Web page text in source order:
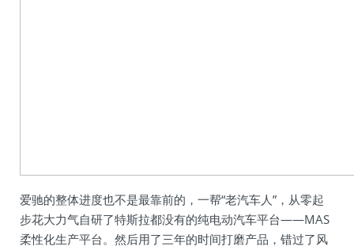
爱驰的整体进度也不是最靠前的，一帮“老汽车人”，从零起
步花大力气自研了特斯拉都没有的纯电动汽车平台——MAS
柔性化生产平台。然后用了三年的时间打磨产品，错过了风